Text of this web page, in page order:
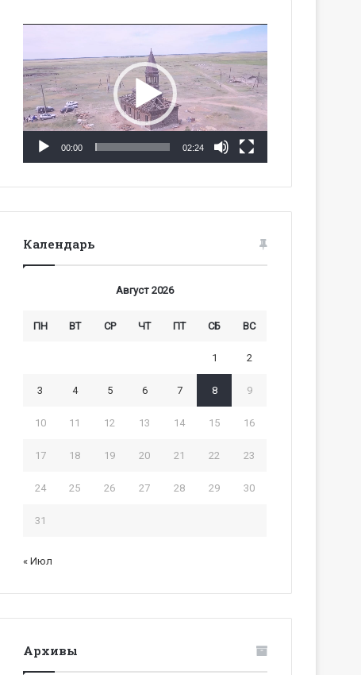
00:00 02:24
Календарь
Август 2026
ПН ВТ СР ЧТ ПТ СБ ВС
1 2
3 4 5 6 7 8 9
10 11 12 13 14 15 16
17 18 19 20 21 22 23
24 25 26 27 28 29 30
31
« Июл
Архивы